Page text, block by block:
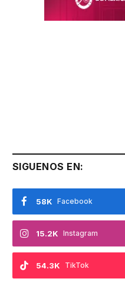
SIGUENOS EN:
Facebook
58K
Instagram
15.2K
TikTok
54.3K